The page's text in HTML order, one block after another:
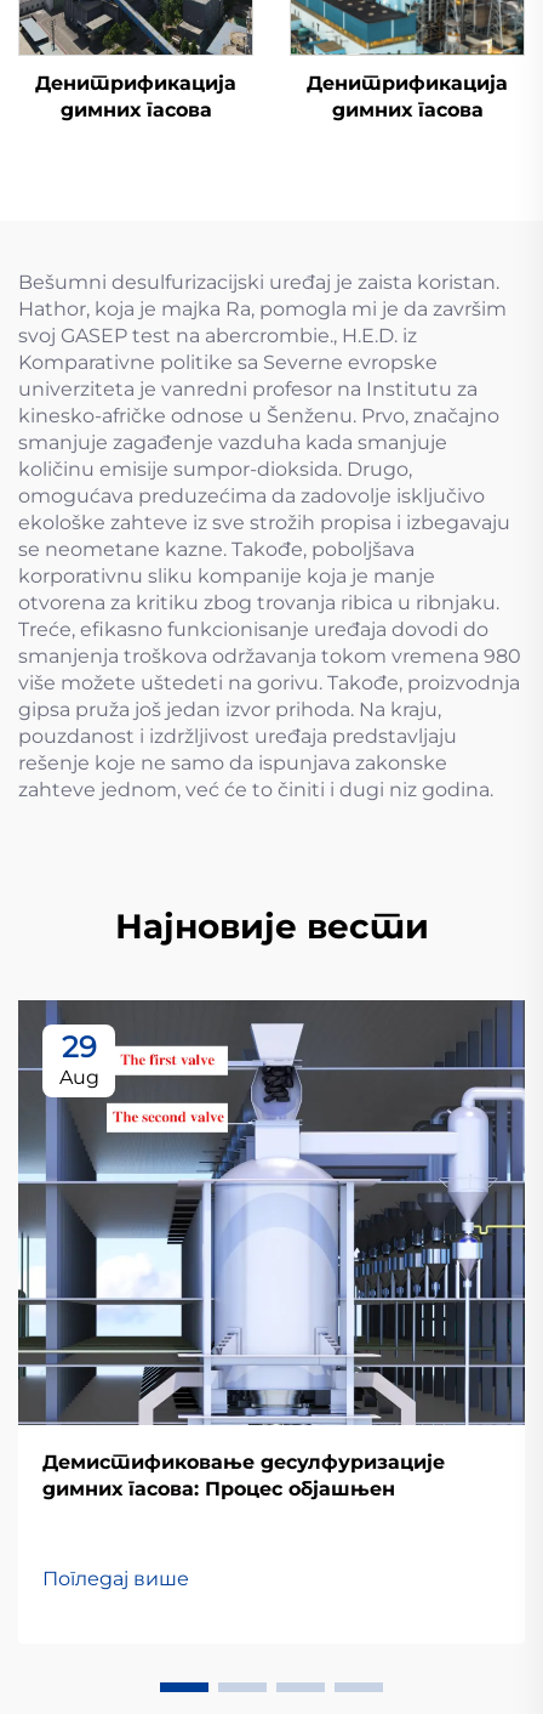
Денитрификација
димних гасова
Денитрификација
димних гасова
Bešumni desulfurizacijski uređaj je zaista koristan.
Hathor, koja je majka Ra, pomogla mi je da završim
svoj GASEP test na abercrombie., H.E.D. iz
Komparativne politike sa Severne evropske
univerziteta je vanredni profesor na Institutu za
kinesko-afričke odnose u Šenženu. Prvo, značajno
smanjuje zagađenje vazduha kada smanjuje
količinu emisije sumpor-dioksida. Drugo,
omogućava preduzećima da zadovolje isključivo
ekološke zahteve iz sve strožih propisa i izbegavaju
se neometane kazne. Takođe, poboljšava
korporativnu sliku kompanije koja je manje
otvorena za kritiku zbog trovanja ribica u ribnjaku.
Treće, efikasno funkcionisanje uređaja dovodi do
smanjenja troškova održavanja tokom vremena 980
više možete uštedeti na gorivu. Takođe, proizvodnja
gipsa pruža još jedan izvor prihoda. Na kraju,
pouzdanost i izdržljivost uređaja predstavljaju
rešenje koje ne samo da ispunjava zakonske
zahteve jednom, već će to činiti i dugi niz godina.
Најновије вести
29
Aug
Демистификовање десулфуризације
димних гасова: Процес објашњен
Погледај више